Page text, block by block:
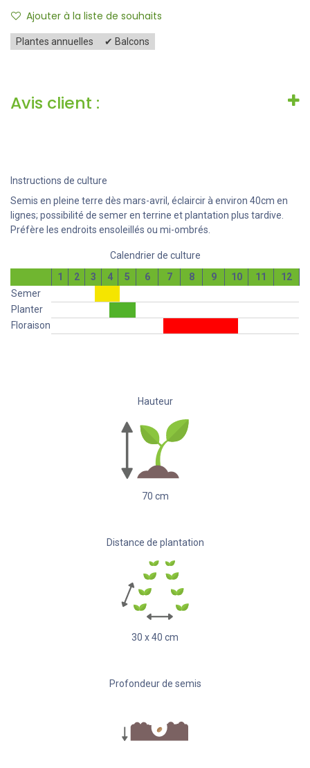
Ajouter à la liste de souhaits
Plantes annuelles ✔ Balcons
Avis client :
Instructions de culture
Semis en pleine terre dès mars-avril, éclaircir à environ 40cm en
lignes; possibilité de semer en terrine et plantation plus tardive.
Préfère les endroits ensoleillés ou mi-ombrés.
Calendrier de culture
1
2 3 4 5 6 7 8 9 10 11
12
Semer
Planter
Floraison
Hauteur
70 cm
Distance de plantation
30 x40 cm
Profondeur de semis